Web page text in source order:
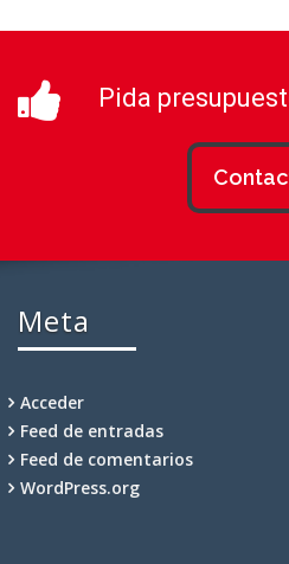
Pida
Meta
Acceder
Feed de entradas
Feed de comentarios
WordPress.org